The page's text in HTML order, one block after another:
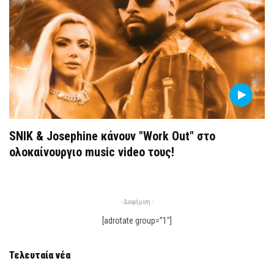
SNIK & Josephine κάνουν "Work Out" στο
ολοκαίνουργιο music video τους!
- Διαφήμιση -
[adrotate group=”1″]
Τελευταία νέα